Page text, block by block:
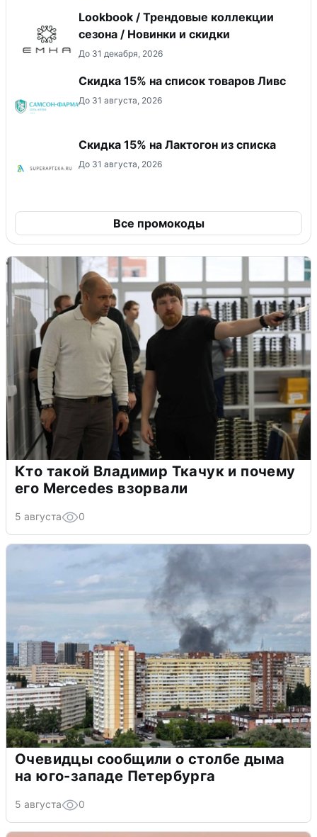
Lookbook / Трендовые коллекции
сезона / Новинки и скидки
До 31 декабря, 2026
Скидка 15% на список товаров Ливс
До 31 августа, 2026
Скидка 15% на Лактогон из списка
До 31 августа, 2026
Все промокоды
Кто такой Владимир Ткачук и почему
его Mercedes взорвали
5 августа 0
Очевидцы сообщили о столбе дыма
на юго-западе Петербурга
5 августа 0